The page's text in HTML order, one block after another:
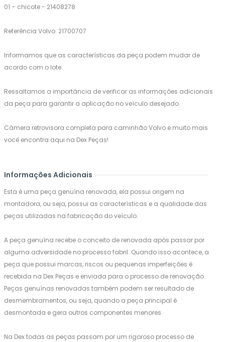
01 – chicote - 21408278
Referência Volvo: 21700707
Informamos que as características da peça podem mudar de
acordo com o lote.
Ressaltamos a importância de verificar as informações adicionais
da peça para garantir a aplicação no veículo desejado.
Câmera retrovisora completa para caminhão Volvo e muito mais
você encontra aqui na Dex Peças!
Informações Adicionais
Esta é uma peça genuína renovada, ela possui origem na
montadora, ou seja, possui as características e a qualidade das
peças utilizadas na fabricação do veículo.
A peça genuína recebe o conceito de renovada após passar por
alguma adversidade no processo fabril. Quando isso acontece, a
peça que possui marcas, riscos ou pequenas imperfeições é
recebida na Dex Peças e enviada para o processo de renovação.
Peças genuínas renovadas também podem ser resultado de
desmembramentos, ou seja, quando a peça principal é
desmontada e gera outros componentes menores.
Na Dex todas as peças passam por um rigoroso processo de